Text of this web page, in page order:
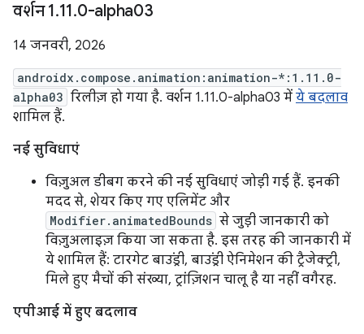
वर्शन 1.11.0-alpha03
14 जनवरी, 2026
androidx.compose.animation:animation-*:1.11.0-
alpha03 रिलीज़ हो गया है. वर्शन 1.11.0-alpha03 में ये बदलाव
शामिल हैं.
नई सुविधाएं
विज़ुअल डीबग करने की नई सुविधाएं जोड़ी गई हैं. इनकी
मदद से, शेयर किए गए एलिमेंट और
Modifier.animatedBounds से जुड़ी जानकारी को
विज़ुअलाइज़ किया जा सकता है. इस तरह की जानकारी में
ये शामिल हैं: टारगेट बाउंड्री, बाउंड्री ऐनिमेशन की ट्रैजेक्ट्री,
मिले हुए मैचों की संख्या, ट्रांज़िशन चालू है या नहीं वगैरह.
एपीआई में हुए बदलाव